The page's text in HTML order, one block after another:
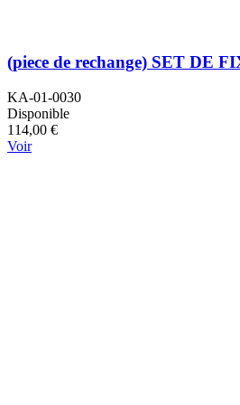
(piece de rechange) SET DE
KA-01-0030
Disponible
114,00 €
Voir